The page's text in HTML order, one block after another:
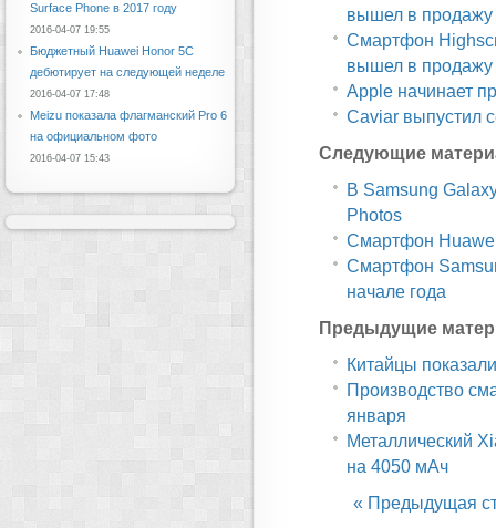
вышел в продажу
Смартфон
вышел в продажу
Apple начинает
Caviar выпустил
Следующие
В Samsung
Photos
Смартфон Huawei
Смартфон
начале года
Предыдущие
Китайцы
Производство
января
Металлический
на 4050 мАч
« Предыдущая
Surface Phone в 2017 году
2016-04-07 19:55
Бюджетный Huawei Honor 5C
дебютирует на следующей неделе
2016-04-07 17:48
Meizu показала флагманский Pro 6
на официальном фото
2016-04-07 15:43